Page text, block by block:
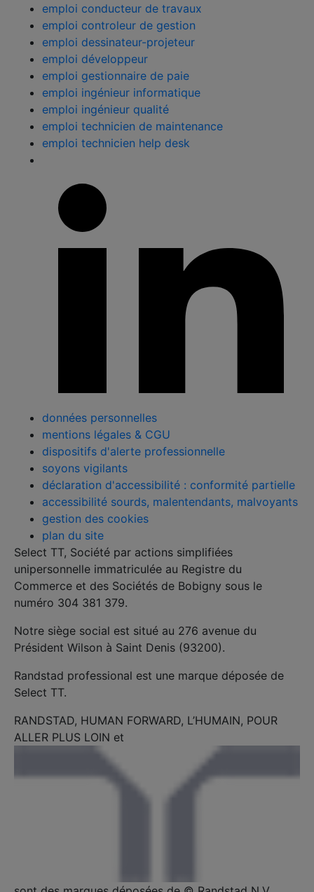
emploi conducteur de travaux
emploi controleur de gestion
emploi dessinateur-projeteur
emploi développeur
emploi gestionnaire de paie
emploi ingénieur informatique
emploi ingénieur qualité
emploi technicien de maintenance
emploi technicien help desk
données personnelles
mentions légales & CGU
dispositifs d'alerte professionnelle
soyons vigilants
déclaration d'accessibilité : conformité partielle
accessibilité sourds, malentendants, malvoyants
gestion des cookies
plan du site
Select TT, Société par actions simplifiées
unipersonnelle immatriculée au Registre du
Commerce et des Sociétés de Bobigny sous le
numéro 304 381 379.
Notre siège social est situé au 276 avenue du
Président Wilson à Saint Denis (93200).
Randstad professional est une marque déposée de
Select TT.
RANDSTAD, HUMAN FORWARD, L’HUMAIN, POUR
ALLER PLUS LOIN et